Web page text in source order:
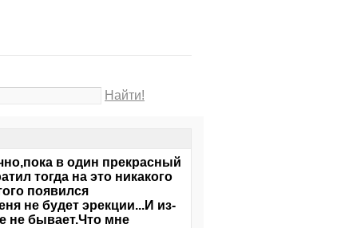
Найти!
в один прекрасный
тогда на это никакого
появился
не будет эрекции...И из-
не бывает.Что мне